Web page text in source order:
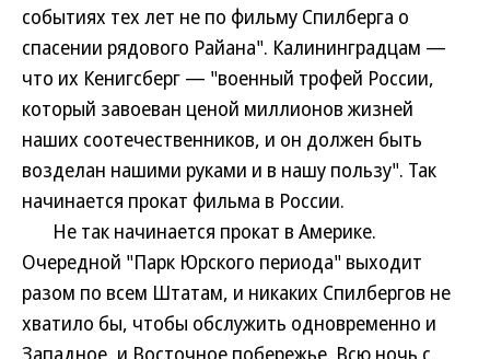
событиях тех лет не по фильму Спилберга о
спасении рядового Райана". Калининградцам —
что их Кенигсберг — "военный трофей России,
который завоеван ценой миллионов жизней
наших соотечественников, и он должен быть
возделан нашими руками и в нашу пользу". Так
начинается прокат фильма в России.
Не так начинается прокат в Америке.
Очередной "Парк Юрского периода" выходит
разом по всем Штатам, и никаких Спилбергов не
хватило бы, чтобы обслужить одновременно и
Западное, и Восточное побережье. Всю ночь с